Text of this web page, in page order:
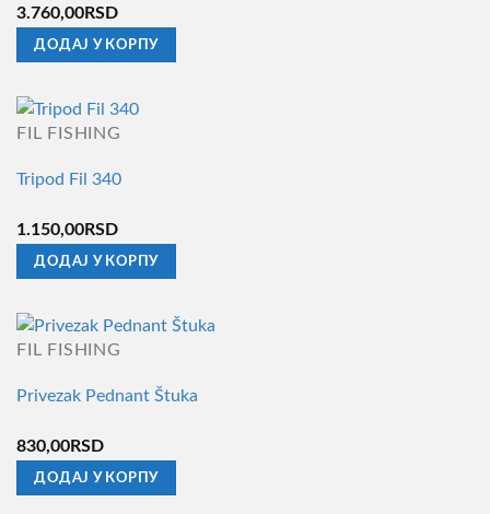
3.760,00RSD
ДОДАЈ У КОРПУ
FIL FISHING
Tripod Fil 340
1.150,00RSD
ДОДАЈ У КОРПУ
FIL FISHING
Privezak Pednant Štuka
830,00RSD
ДОДАЈ У КОРПУ